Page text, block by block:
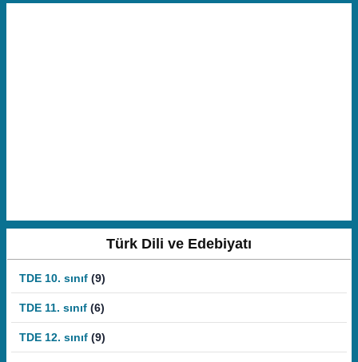
Türk Dili ve Edebiyatı
TDE 10. sınıf (9)
TDE 11. sınıf (6)
TDE 12. sınıf (9)